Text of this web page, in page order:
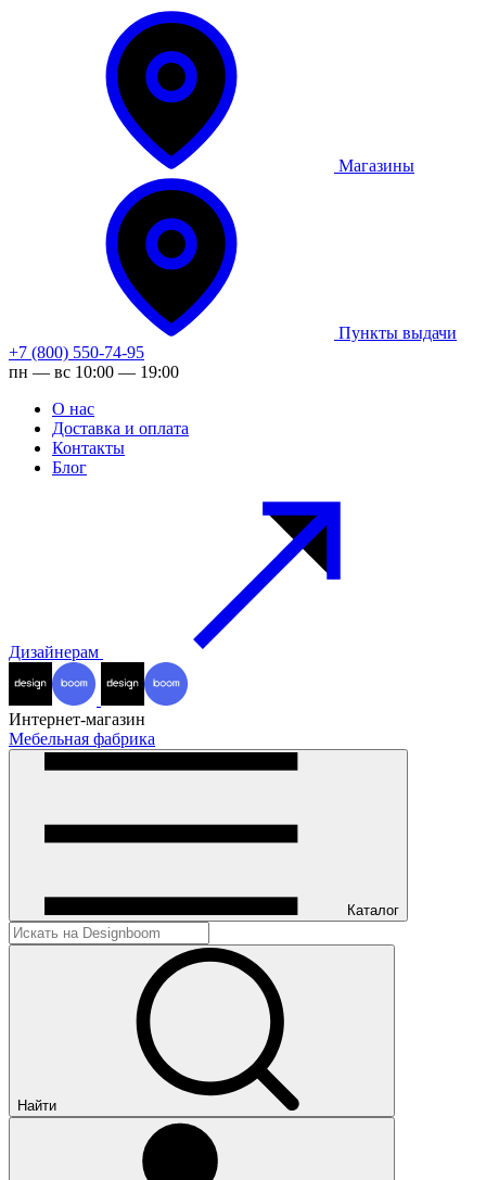
Магазины
Пункты выдачи
+7 (800) 550-74-95
пн — вс 10:00 — 19:00
О нас
Доставка и оплата
Контакты
Блог
Дизайнерам
Интернет-магазин
Мебельная фабрика
Каталог
Найти